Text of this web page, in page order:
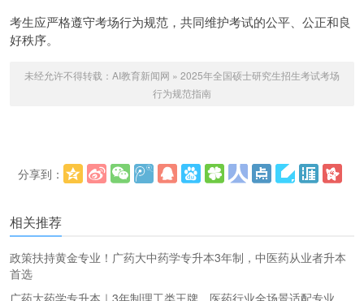
考生应严格遵守考场行为规范，共同维护考试的公平、公正和良
好秩序。
未经允许不得转载： AI教育新闻网 » 2025年全国硕士研究生招生考试考场
行为规范指南
分享到：
相关推荐
政策扶持黄金专业！广药大中药学专升本3年制，中医药从业者升本
首选
广药大药学专升本｜3年制理工类王牌，医药行业全场景适配专业